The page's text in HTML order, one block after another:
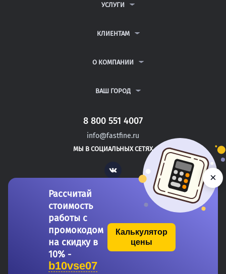
УСЛУГИ
ДИПЛОМНЫЕ РАБОТЫ
РЕФЕРАТЫ
КЛИЕНТАМ
ВОПРОСЫ И ОТВЕТЫ
ПОЛИТИКА КОНФИДЕНЦИАЛЬНОСТИ
О КОМПАНИИ
КОНТАКТЫ
ВАШ ГОРОД
САНКТ-ПЕТЕРБУРГ
МОЖАЙСК
НОВОЗЫБКОВ
8 800 551 4007
info@fastfine.ru
МЫ В СОЦИАЛЬНЫХ СЕТЯХ
Vk
Copyright 2011-2026 FastFine.ru
Рассчитай
стоимость
работы с
промокодом
на скидку в
10% -
b10vse07
Калькулятор
цены
×